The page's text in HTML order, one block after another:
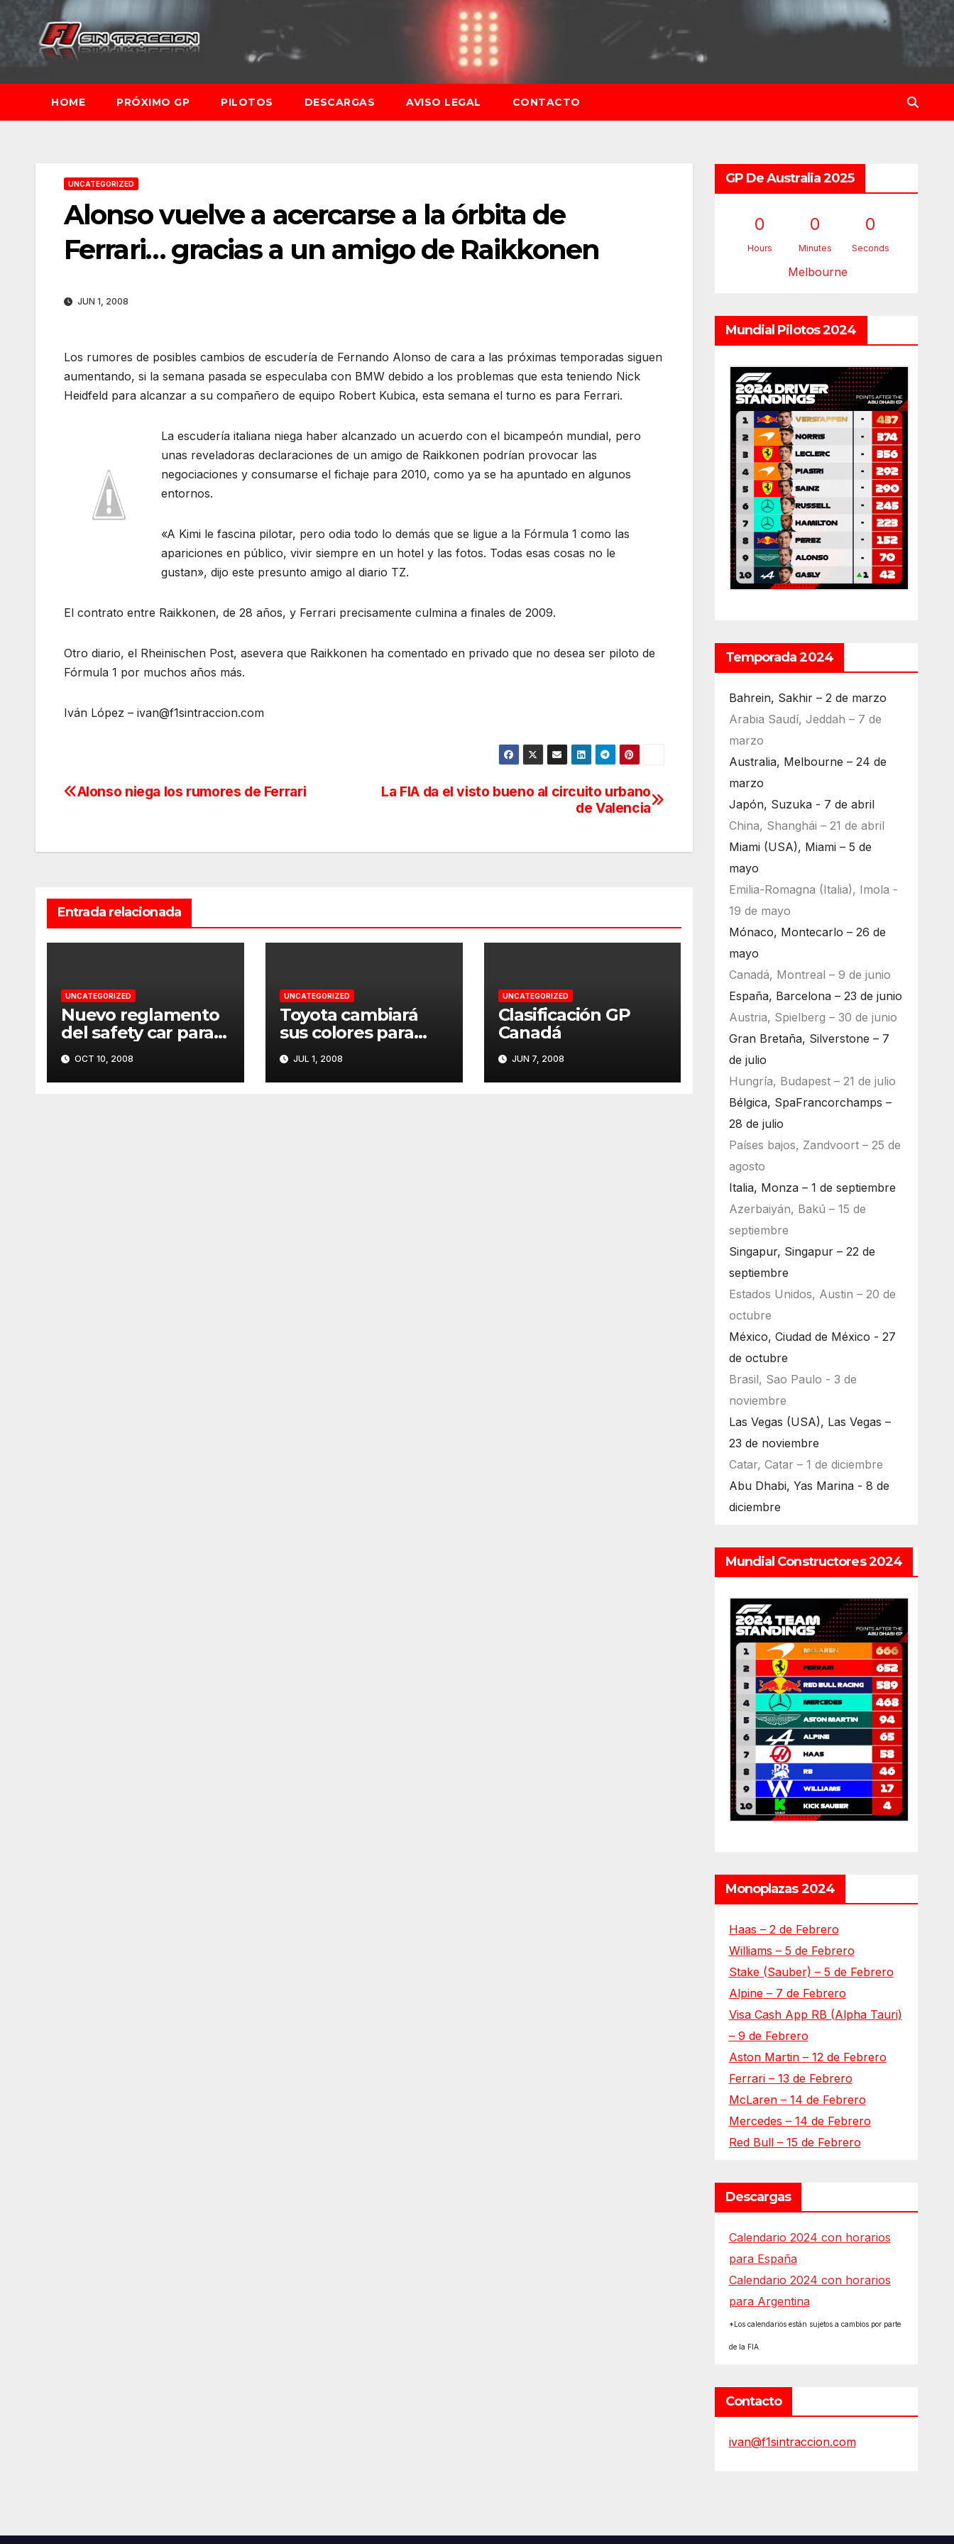
Saltar
contenido
HOME PRÓXIMO GP PILOTOS DESCARGAS AVISO LEGAL CONTACTO
UNCATEGORIZED
Alonso vuelve a acercarse a la órbita de
Ferrari… gracias a un amigo de Raikkonen
JUN 1, 2008
Los rumores de posibles cambios de escudería de Fernando Alonso de cara a las próximas temporadas siguen
aumentando, si la semana pasada se especulaba con BMW debido a los problemas que esta teniendo Nick
Heidfeld para alcanzar a su compañero de equipo Robert Kubica, esta semana el turno es para Ferrari.
La escudería italiana niega haber alcanzado un acuerdo con el bicampeón mundial, pero
unas reveladoras declaraciones de un amigo de Raikkonen podrían provocar las
negociaciones y consumarse el fichaje para 2010, como ya se ha apuntado en algunos
entornos.
«A Kimi le fascina pilotar, pero odia todo lo demás que se ligue a la Fórmula 1 como las
apariciones en público, vivir siempre en un hotel y las fotos. Todas esas cosas no le
gustan», dijo este presunto amigo al diario TZ.
El contrato entre Raikkonen, de 28 años, y Ferrari precisamente culmina a finales de 2009.
Otro diario, el Rheinischen Post, asevera que Raikkonen ha comentado en privado que no desea ser piloto de
Fórmula 1 por muchos años más.
Iván López – ivan@f1sintraccion.com
Navegación
entradas
La FIA da el visto bueno al circuito urbano
de Valencia
Alonso niega los rumores de Ferrari
Entrada relacionada
UNCATEGORIZED
Nuevo reglamento
del safety car para
2009
OCT 10, 2008
UNCATEGORIZED
Toyota cambiará
sus colores para
patrocinar una
película en
Silverstone
JUL 1, 2008
UNCATEGORIZED
Clasificación GP
Canadá
JUN 7, 2008
GP De Australia 2025
0
Hours
0
Minutes
0
Seconds
Melbourne
Mundial Pilotos 2024
Temporada 2024
Bahrein, Sakhir – 2 de marzo
Arabia Saudí, Jeddah – 7 de
marzo
Australia, Melbourne – 24 de
marzo
Japón, Suzuka - 7 de abril
China, Shanghái – 21 de abril
Miami (USA), Miami – 5 de
mayo
Emilia-Romagna (Italia), Imola -
19 de mayo
Mónaco, Montecarlo – 26 de
mayo
Canadá, Montreal – 9 de junio
España, Barcelona – 23 de junio
Austria, Spielberg – 30 de junio
Gran Bretaña, Silverstone – 7
de julio
Hungría, Budapest – 21 de julio
Bélgica, SpaFrancorchamps –
28 de julio
Países bajos, Zandvoort – 25 de
agosto
Italia, Monza – 1 de septiembre
Azerbaiyán, Bakú – 15 de
septiembre
Singapur, Singapur – 22 de
septiembre
Estados Unidos, Austin – 20 de
octubre
México, Ciudad de México - 27
de octubre
Brasil, Sao Paulo - 3 de
noviembre
Las Vegas (USA), Las Vegas –
23 de noviembre
Catar, Catar – 1 de diciembre
Abu Dhabi, Yas Marina - 8 de
diciembre
Mundial Constructores 2024
Monoplazas 2024
Haas – 2 de Febrero
Williams – 5 de Febrero
Stake (Sauber) – 5 de Febrero
Alpine – 7 de Febrero
Visa Cash App RB (Alpha Tauri)
– 9 de Febrero
Aston Martin – 12 de Febrero
Ferrari – 13 de Febrero
McLaren – 14 de Febrero
Mercedes – 14 de Febrero
Red Bull – 15 de Febrero
Descargas
Calendario 2024 con horarios
para España
Calendario 2024 con horarios
para Argentina
*Los calendarios están sujetos a cambios por parte
de la FIA.
Contacto
ivan@f1sintraccion.com